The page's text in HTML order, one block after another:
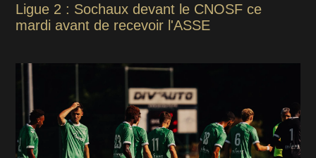
Ligue 2 : Sochaux devant le CNOSF ce
mardi avant de recevoir l'ASSE